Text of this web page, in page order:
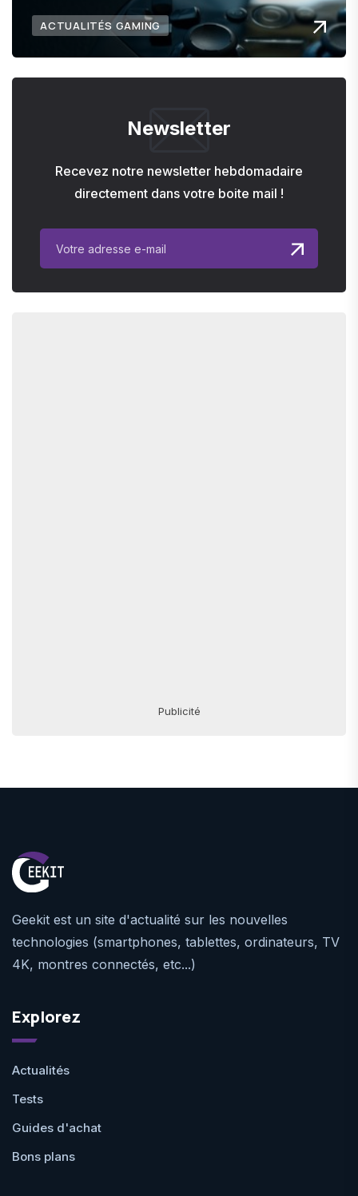
ACTUALITÉS GAMING
Newsletter
Recevez notre newsletter hebdomadaire
directement dans votre boite mail !
Publicité
Geekit est un site d'actualité sur les nouvelles
technologies (smartphones, tablettes, ordinateurs, TV
4K, montres connectés, etc...)
Explorez
Actualités
Tests
Guides d'achat
Bons plans